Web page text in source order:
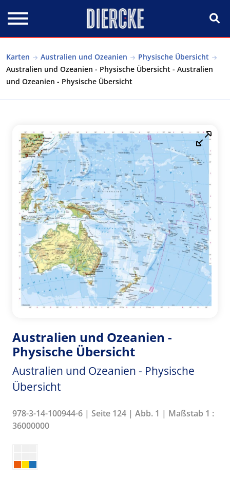
Karten Australien und Ozeanien
Physische Übersicht
Australien und Ozeanien - Physische Übersicht - Australien
und Ozeanien - Physische Übersicht
Australien und Ozeanien -
Physische Übersicht
Australien und Ozeanien - Physische
Übersicht
978-3-14-100944-6 | Seite 124 | Abb. 1 | Maßstab 1 :
36000000